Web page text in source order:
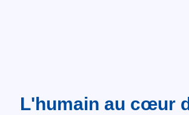
L'humain au cœur